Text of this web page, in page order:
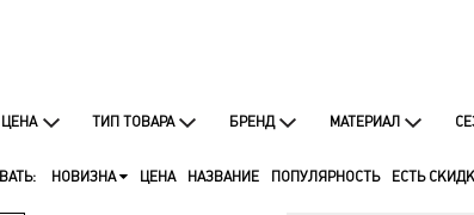
ЦЕНА ТИП ТОВАРА БРЕНД МАТЕРИАЛ
НОВИЗНА ЦЕНА НАЗВАНИЕ ПОПУЛЯРНОСТЬ ЕСТЬ